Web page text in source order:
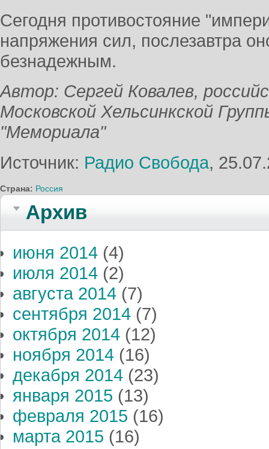
Сегодня противостояние
напряжения сил, послезавтра
безнадежным.
Автор: Сергей Ковалев,
Московской Хельсинкской
"Мемориала"
Источник: Радио Свобода,
Страна: Россия
Архив
июня 2014 (4)
июля 2014 (2)
августа 2014 (7)
сентября 2014 (7)
октября 2014 (12)
ноября 2014 (16)
декабря 2014 (23)
января 2015 (13)
февраля 2015 (16)
марта 2015 (16)